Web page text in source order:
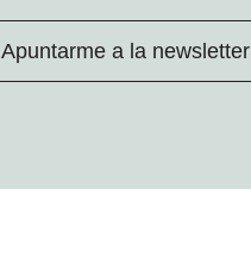
Apuntarme a la newsletter